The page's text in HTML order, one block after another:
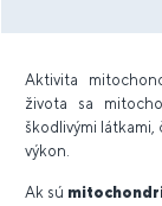
Aktivita
života sa
škodlivými
výkon.
Ak sú